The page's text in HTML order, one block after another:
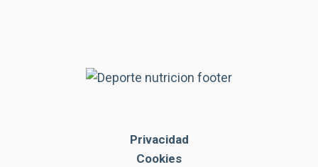
Privacidad
Cookies